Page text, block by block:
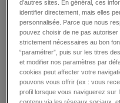
vous vous
vos équipes,
vous recherchez,
validez les
vous confiez à Jbm
d’autres sites. En général, ces
identifier directement, mais elles
personnalisée. Parce que nous
pouvez choisir de ne pas
strictement nécessaires au bon
“paramétrer”, puis sur les titres
et modifier nos paramètres par
cookies peut affecter votre
pouvons vous offrir (ex : vous
profil lorsque vous naviguerez sur